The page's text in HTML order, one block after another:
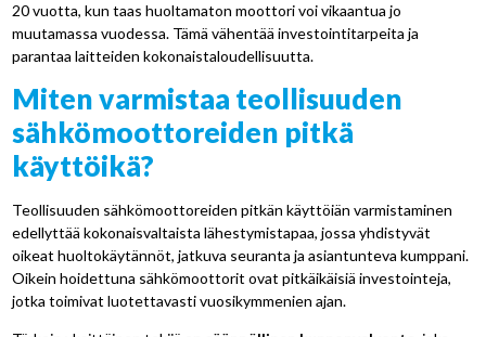
20 vuotta, kun taas huoltamaton moottori voi vikaantua jo
muutamassa vuodessa. Tämä vähentää investointitarpeita ja
parantaa laitteiden kokonaistaloudellisuutta.
Miten varmistaa teollisuuden
sähkömoottoreiden pitkä
käyttöikä?
Teollisuuden sähkömoottoreiden pitkän käyttöiän varmistaminen
edellyttää kokonaisvaltaista lähestymistapaa, jossa yhdistyvät
oikeat huoltokäytännöt, jatkuva seuranta ja asiantunteva kumppani.
Oikein hoidettuna sähkömoottorit ovat pitkäikäisiä investointeja,
jotka toimivat luotettavasti vuosikymmenien ajan.